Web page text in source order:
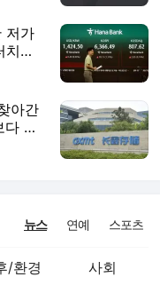
저가
치…
아간
다 더
뉴스 연예 스포츠
/환경 사회